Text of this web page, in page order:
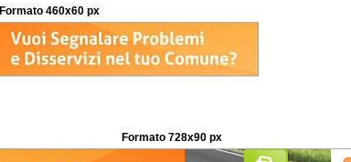
Formato 460x60 px
Formato 728x90 px